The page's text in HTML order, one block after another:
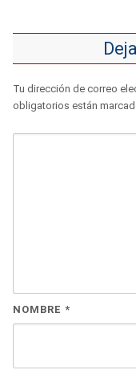
Tu dirección de correo
obligatorios están
NOMBRE *